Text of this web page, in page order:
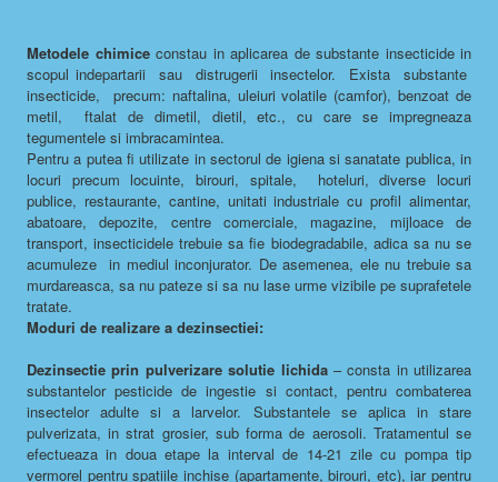
Metodele chimiceconstau in aplicarea de substante insecticide in
scopul indepartarii sau distrugerii insectelor. Exista substante
insecticide, precum: naftalina, uleiuri volatile (camfor), benzoat de
metil, ftalat de dimetil, dietil, etc., cu care se impregneaza
tegumentele si imbracamintea.
Pentru a putea fi utilizate in sectorul de igiena si sanatate publica, in
locuri precum locuinte, birouri, spitale, hoteluri, diverse locuri
publice, restaurante, cantine, unitati industriale cu profil alimentar,
abatoare, depozite, centre comerciale, magazine, mijloace de
transport, insecticidele trebuie sa fie biodegradabile, adica sa nu se
acumuleze in mediul inconjurator. De asemenea, ele nu trebuie sa
murdareasca, sa nu pateze si sa nu lase urme vizibile pe suprafetele
tratate.
Moduri de realizare a dezinsectiei:
Dezinsectie prin pulverizare solutie lichida– consta in utilizarea
substantelor pesticide de ingestie si contact, pentru combaterea
insectelor adulte si a larvelor. Substantele se aplica in stare
pulverizata, in strat grosier, sub forma de aerosoli. Tratamentul se
efectueaza in doua etape la interval de 14-21 zile cu pompa tip
vermorel pentru spatiile inchise (apartamente, birouri, etc), iar pentru